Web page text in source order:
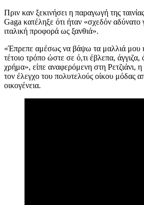
Πριν καν ξεκινήσει η παραγωγή της
Gaga κατέληξε ότι ήταν «σχεδόν
ιταλική προφορά ως ξανθιά».
«Έπρεπε αμέσως να βάψω τα μαλλιά μου
τέτοιο τρόπο ώστε σε ό,τι έβλεπα, άγγιζα,
χρήμα», είπε αναφερόμενη στη Ρετζιάνι, η
τον έλεγχο του πολυτελούς οίκου μόδας
οικογένεια.